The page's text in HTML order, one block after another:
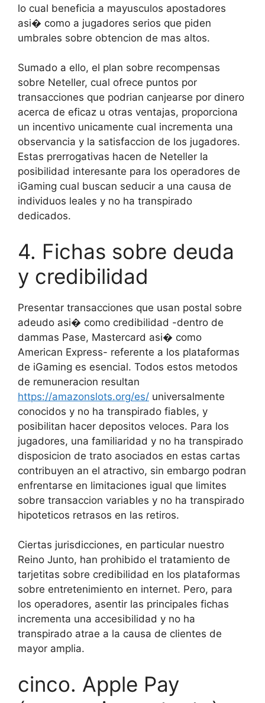
lo cual beneficia a mayusculos apostadores
asi� como a jugadores serios que piden
umbrales sobre obtencion de mas altos.
Sumado a ello, el plan sobre recompensas
sobre Neteller, cual ofrece puntos por
transacciones que podrian canjearse por dinero
acerca de eficaz u otras ventajas, proporciona
un incentivo unicamente cual incrementa una
observancia y la satisfaccion de los jugadores.
Estas prerrogativas hacen de Neteller la
posibilidad interesante para los operadores de
iGaming cual buscan seducir a una causa de
individuos leales y no ha transpirado
dedicados.
4. Fichas sobre deuda
y credibilidad
Presentar transacciones que usan postal sobre
adeudo asi� como credibilidad -dentro de
dammas Pase, Mastercard asi� como
American Express- referente a los plataformas
de iGaming es esencial. Todos estos metodos
de remuneracion resultan
https://amazonslots.org/es/ universalmente
conocidos y no ha transpirado fiables, y
posibilitan hacer depositos veloces. Para los
jugadores, una familiaridad y no ha transpirado
disposicion de trato asociados en estas cartas
contribuyen an el atractivo, sin embargo podran
enfrentarse en limitaciones igual que limites
sobre transaccion variables y no ha transpirado
hipoteticos retrasos en las retiros.
Ciertas jurisdicciones, en particular nuestro
Reino Junto, han prohibido el tratamiento de
tarjetitas sobre credibilidad en los plataformas
sobre entretenimiento en internet. Pero, para
los operadores, asentir las principales fichas
incrementa una accesibilidad y no ha
transpirado atrae a la causa de clientes de
mayor amplia.
cinco. Apple Pay